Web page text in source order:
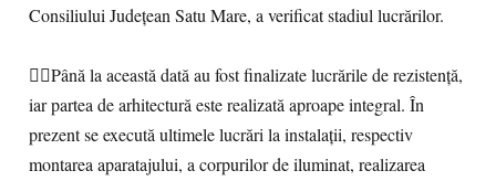
Consiliului Județean Satu Mare, a verificat stadiul lucrărilor.
👩‍⚕️Până la această dată au fost finalizate lucrările de rezistență,
iar partea de arhitectură este realizată aproape integral. În
prezent se execută ultimele lucrări la instalații, respectiv
montarea aparatajului, a corpurilor de iluminat, realizarea